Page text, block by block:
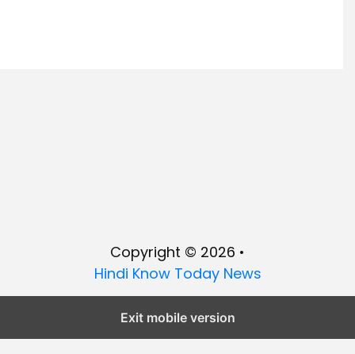
Copyright © 2026 •
Hindi Know Today News
Exit mobile version